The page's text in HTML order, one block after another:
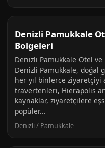
Denizli Pamukkale
Bolgeleri
Denizli Pamukkale Otel
Denizli Pamukkale, doğal
her yıl binlerce ziyaretçiyi
travertenleri, Hierapolis
kaynaklar, ziyaretçilere
popüler...
Denizli / Pamukkale